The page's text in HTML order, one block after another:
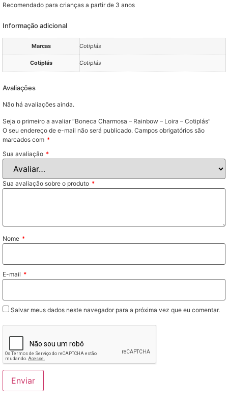
Recomendado para crianças a partir de 3 anos
Informação adicional
Marcas Cotiplás
Cotiplás Cotiplás
Avaliações
Não há avaliações ainda.
Seja o primeiro a avaliar “Boneca Charmosa – Rainbow – Loira – Cotiplás”
O seu endereço de e-mail não será publicado. Campos obrigatórios são
marcados com *
Sua avaliação *
Sua avaliação sobre o produto *
Nome *
E-mail *
Salvar meus dados neste navegador para a próxima vez que eu comentar.